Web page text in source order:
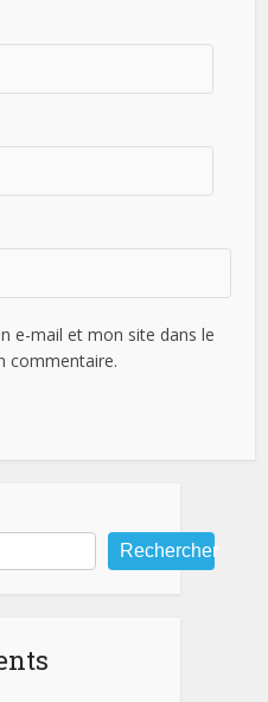
e-mail et mon site dans le
commentaire.
Rechercher